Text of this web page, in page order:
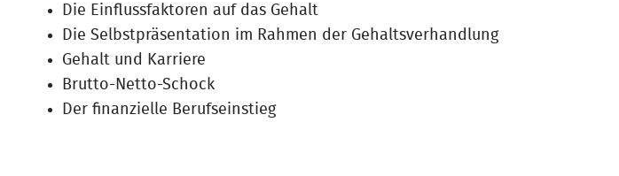
Die Einflussfaktoren auf das Gehalt
Die Selbstpräsentation im Rahmen der Gehaltsverhandlung
Gehalt und Karriere
Brutto-Netto-Schock
Der finanzielle Berufseinstieg